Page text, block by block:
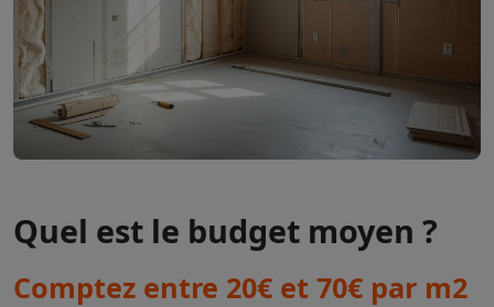
Quel est le budget moyen ?
Comptez entre 20€ et 70€ par m2